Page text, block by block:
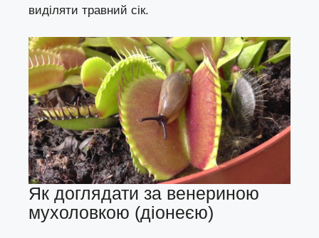
виділяти травний сік.
Як доглядати за венериною
мухоловкою (діонеєю)